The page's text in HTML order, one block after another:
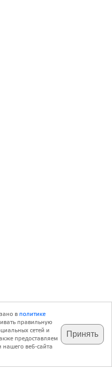
подпишитесь на наш
телеграм @archi_ru
✕
1999 г.
вполитике
правильную
сетей и
предоставляем
веб-сайта
Принять